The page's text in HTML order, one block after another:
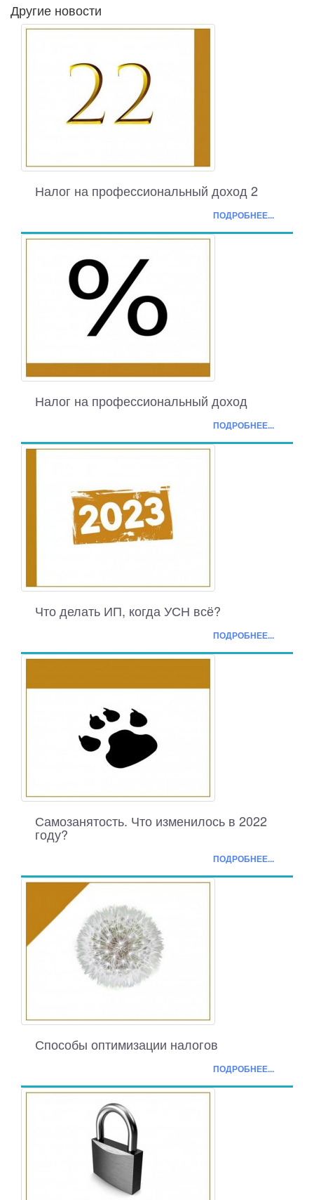
Другие новости
Налог на профессиональный доход 2
ПОДРОБНЕЕ...
Налог на профессиональный доход
ПОДРОБНЕЕ...
Что делать ИП, когда УСН всё?
ПОДРОБНЕЕ...
Самозанятость. Что изменилось в 2022
году?
ПОДРОБНЕЕ...
Способы оптимизации налогов
ПОДРОБНЕЕ...